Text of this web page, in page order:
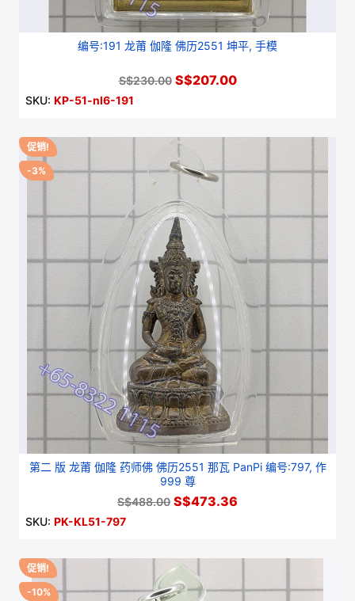
编号:191 龙莆 伽隆 佛历2551 坤平, 手模
S$230.00 S$207.00
SKU: KP-51-nl6-191
第二 版 龙莆 伽隆 药师佛 佛历2551 那瓦 PanPi 编号:797, 作
999 尊
S$488.00 S$473.36
SKU: PK-KL51-797
促销!
-3%
促销!
-10%